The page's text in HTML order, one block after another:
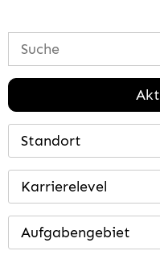
Standort
Karrierelevel
Aufgabengebiet